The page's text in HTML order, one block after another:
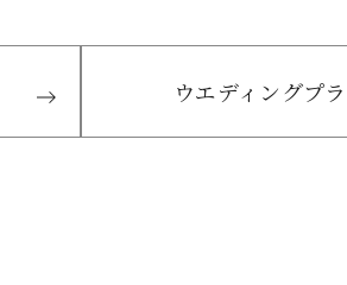
ウエディングプ